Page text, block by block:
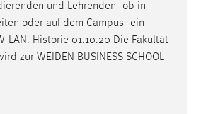
und Lehrenden -ob in
oder auf dem Campus- ein
LAN. Historie 01.10.20 Die Fakultät
zur WEIDEN BUSINESS SCHOOL